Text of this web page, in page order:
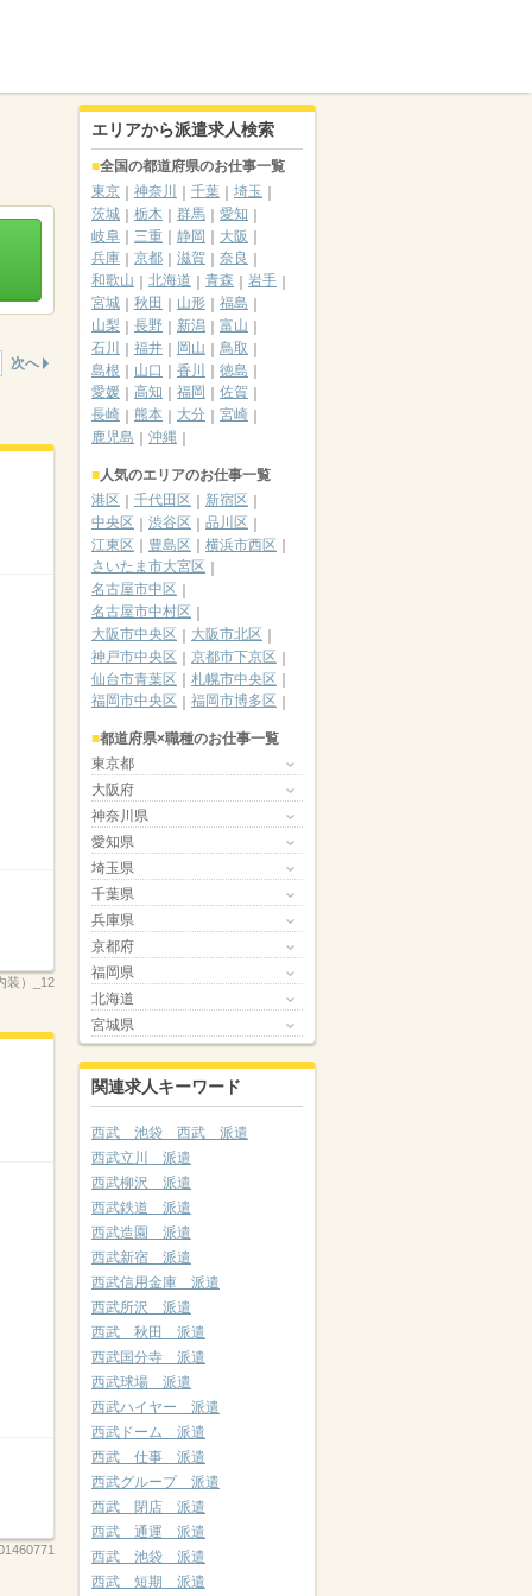
次へ
装）_12
エリアから派遣求人検索
全国の都道府県のお仕事一覧
東京
神奈川 千葉
埼玉
茨城
栃木 群馬
愛知
岐阜
三重 静岡
大阪
兵庫
京都 滋賀
奈良
和歌山
北海道 青森
岩手
宮城
秋田 山形
福島
山梨
長野 新潟
富山
石川
福井 岡山
鳥取
島根
山口 香川
徳島
愛媛
高知 福岡
佐賀
長崎
熊本 大分
宮崎
鹿児島
沖縄
人気のエリアのお仕事一覧
港区
千代田区
新宿区
中央区
渋谷区
品川区
江東区
豊島区
横浜市西区
さいたま市大宮区
名古屋市中区
名古屋市中村区
大阪市中央区
大阪市北区
神戸市中央区
京都市下京区
仙台市青葉区
札幌市中央区
福岡市中央区
福岡市博多区
都道府県×職種のお仕事一覧
東京都
大阪府
神奈川県
愛知県
埼玉県
千葉県
兵庫県
京都府
福岡県
北海道
宮城県
関連求人キーワード
西武 池袋 西武 派遣
西武立川 派遣
西武柳沢 派遣
西武鉄道 派遣
西武造園 派遣
西武新宿 派遣
西武信用金庫 派遣
西武所沢 派遣
西武 秋田 派遣
西武国分寺 派遣
西武球場 派遣
西武ハイヤー 派遣
西武ドーム 派遣
西武 仕事 派遣
西武グループ 派遣
西武 閉店 派遣
西武 通運 派遣
西武 池袋 派遣
西武 短期 派遣